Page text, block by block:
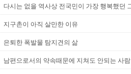
지구촌이 아직 살만한 이유
은퇴한 폭발물 탐지견의 삶
남편으로서의 약속때문에 지쳐도 안되는 사람